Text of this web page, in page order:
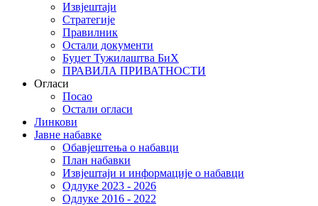
Извјештаји
Стратегије
Правилник
Остали документи
Буџет Тужилаштва БиХ
ПРАВИЛА ПРИВАТНОСТИ
Огласи
Посао
Остали огласи
Линкови
Јавне набавке
Обавјештења о набавци
План набавки
Извјештаји и информације о набавци
Одлуке 2023 - 2026
Одлуке 2016 - 2022